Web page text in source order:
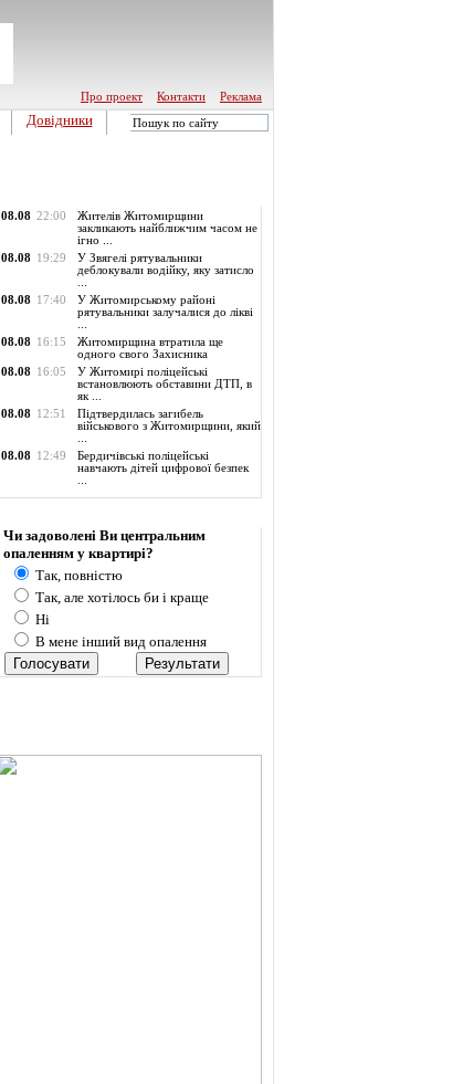
Про проект
Контакти Реклама
Довідники
08.08 22:00
Жителів Житомирщини
закликають найближчим часом не
ігно ...
08.08 19:29
У Звягелі рятувальники
деблокували водійку, яку затисло
08.08 17:40
У Житомирському районі
рятувальники залучалися до лікві
08.08 16:15
Житомирщина втратила ще
одного свого Захисника
08.08 16:05
У Житомирі поліцейські
встановлюють обставини ДТП, в
як ...
08.08 12:51
Підтвердилась загибель
військового з Житомирщини, який
08.08 12:49
Бердичівські поліцейські
навчають дітей цифрової безпек
Чи задоволені Ви центральним
опаленням у квартирі?
Так, повністю
Так, але хотілось би і краще
Ні
В мене інший вид опалення